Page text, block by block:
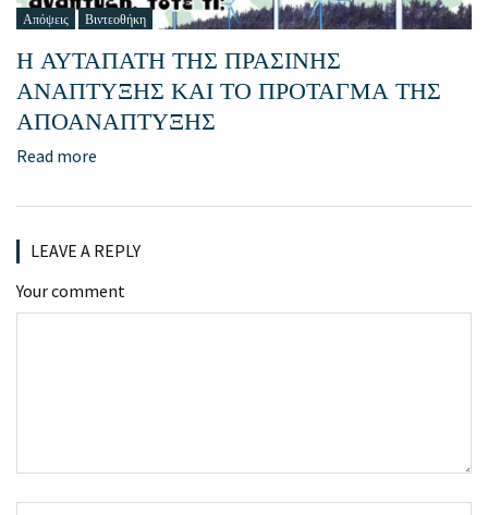
Απόψεις Βιντεοθήκη
Η ΑΥΤΑΠΑΤΗ ΤΗΣ ΠΡΑΣΙΝΗΣ
ΑΝΑΠΤΥΞΗΣ ΚΑΙ ΤΟ ΠΡΟΤΑΓΜΑ ΤΗΣ
ΑΠΟΑΝΑΠΤΥΞΗΣ
Read more
LEAVE A REPLY
Your comment